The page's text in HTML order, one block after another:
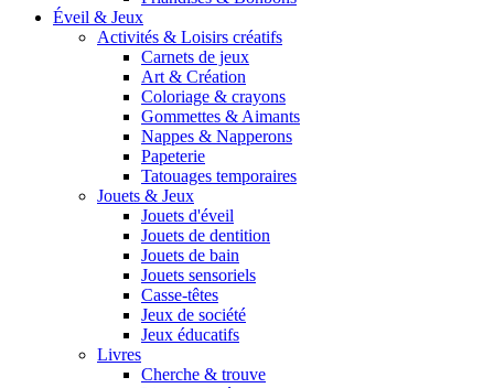
Éveil & Jeux
Activités & Loisirs créatifs
Carnets de jeux
Art & Création
Coloriage & crayons
Gommettes & Aimants
Nappes & Napperons
Papeterie
Tatouages temporaires
Jouets & Jeux
Jouets d'éveil
Jouets de dentition
Jouets de bain
Jouets sensoriels
Casse-têtes
Jeux de société
Jeux éducatifs
Livres
Cherche & trouve